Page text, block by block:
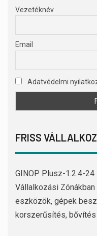
Vezetéknév
Email
Adatvédelmi
FRISS
GINOP Plusz-1.2.4-
Vállalkozási
eszközök, gépek
korszerűsítés, bővítés